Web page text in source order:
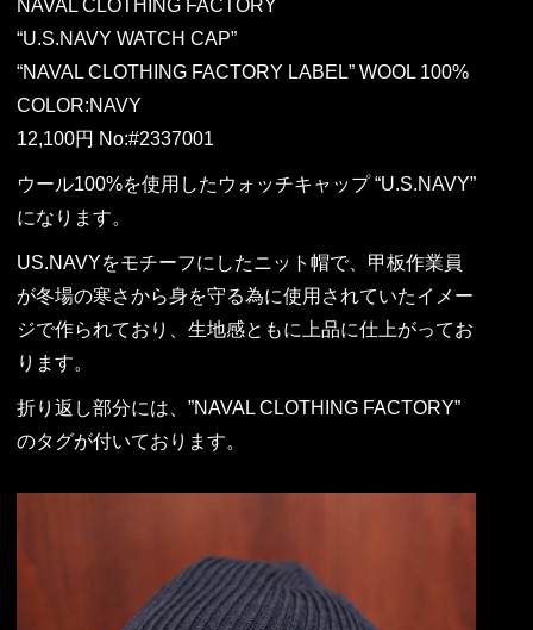
NAVAL CLOTHING FACTORY
“U.S.NAVY WATCH CAP”
“NAVAL CLOTHING FACTORY LABEL” WOOL 100%
COLOR:NAVY
12,100円 No:#2337001
ウール100%を使用したウォッチキャップ “U.S.NAVY”
になります。
US.NAVYをモチーフにしたニット帽で、甲板作業員
が冬場の寒さから身を守る為に使用されていたイメー
ジで作られており、生地感ともに上品に仕上がってお
ります。
折り返し部分には、”NAVAL CLOTHING FACTORY”
のタグが付いております。